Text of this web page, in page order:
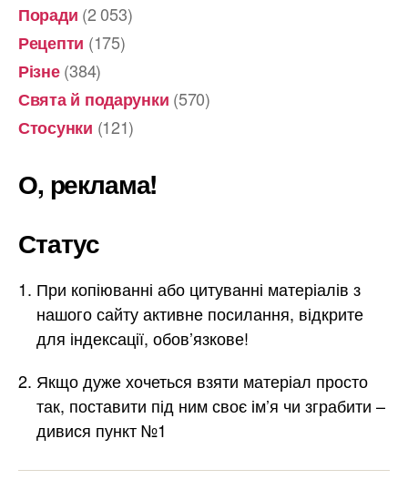
Поради (2 053)
Рецепти (175)
Різне(384)
Свята й подарунки (570)
Стосунки (121)
О, реклама!
Статус
При копіюванні або цитуванні матеріалів з
нашого сайту активне посилання, відкрите
для індексації, обов’язкове!
Якщо дуже хочеться взяти матеріал просто
так, поставити під ним своє ім’я чи зграбити –
дивися пункт №1